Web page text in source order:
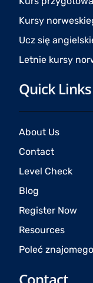
Kursy
Ucz się
Letnie kursy
Quick Links
About Us
Contact
Level Check
Blog
Register Now
Resources
Poleć
Contact